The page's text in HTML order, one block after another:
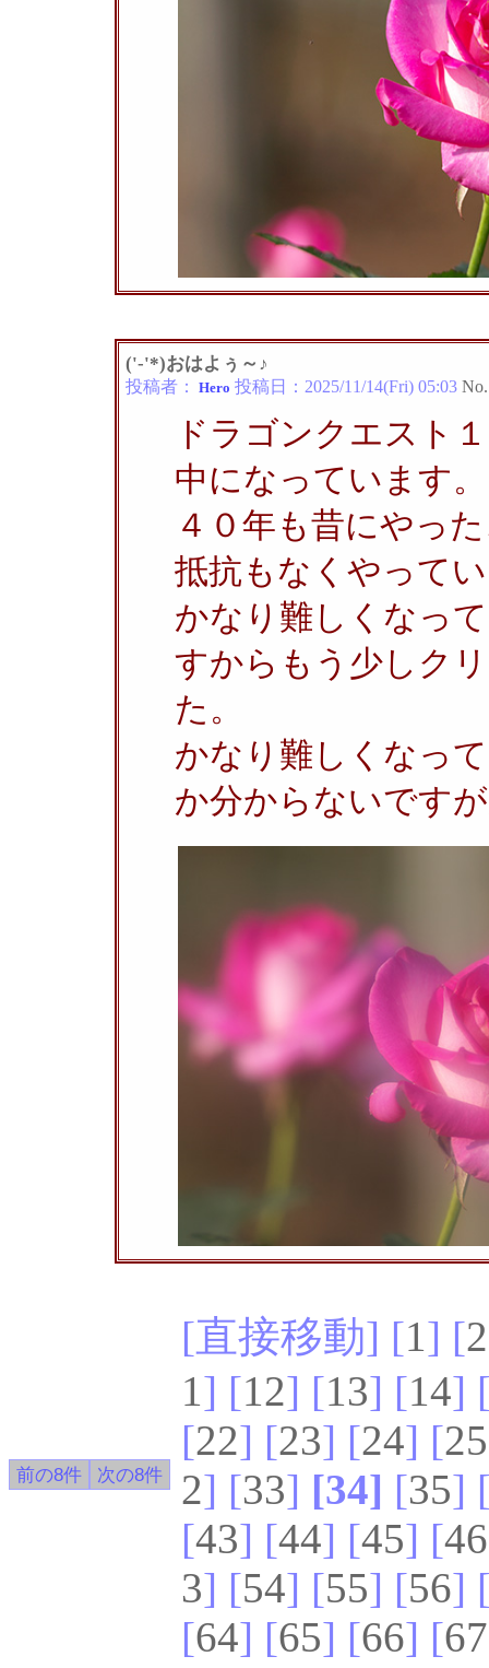
('-'*)おはよぅ～♪
投稿者： Hero 投稿日： 2025/11/14(Fri) 05:03 No.
ドラゴンクエスト
中になっています。
４０年も昔にやっ
抵抗もなくやって
かなり難しくなっ
すからもう少しク
た。
かなり難しくなっ
か分からないです
[直接移動] [1] [2
1] [12] [13] [14]
[22] [23] [24] [25
2] [33] [34] [35]
[43] [44] [45] [46
3] [54] [55] [56]
[64] [65] [66] [67